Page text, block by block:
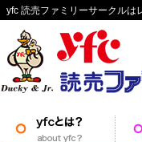
yfc 読売ファミリーサークルは